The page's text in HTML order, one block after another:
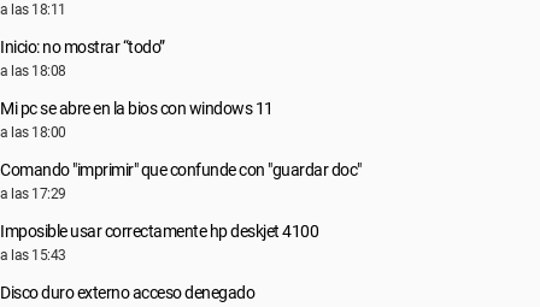
a las 18:11
Inicio: no mostrar “todo”
a las 18:08
Mi pc se abre en la bios con windows 11
a las 18:00
Comando "imprimir" que confunde con "guardar doc"
a las 17:29
Imposible usar correctamente hp deskjet 4100
a las 15:43
Disco duro externo acceso denegado